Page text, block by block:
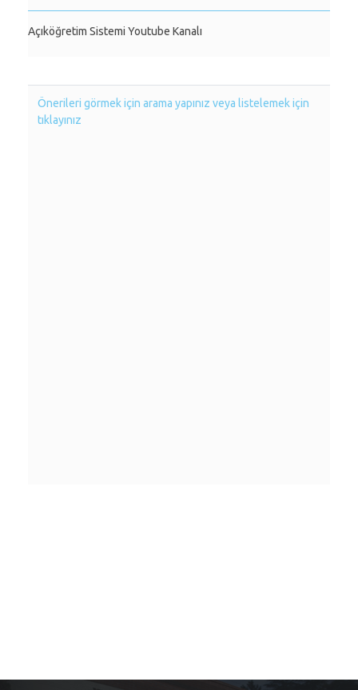
Açıköğretim Sistemi Youtube Kanalı
Önerileri görmek için arama yapınız veya listelemek için
tıklayınız